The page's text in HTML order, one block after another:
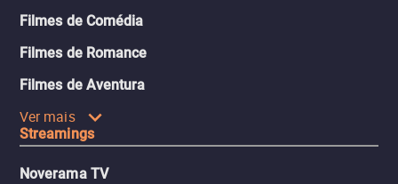
Filmes de Comédia
Filmes de Romance
Filmes de Aventura
Ver mais
Streamings
Noverama TV